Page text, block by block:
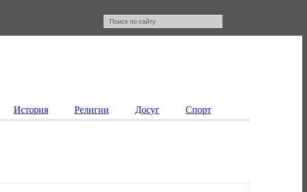
История Религии Досуг Спорт